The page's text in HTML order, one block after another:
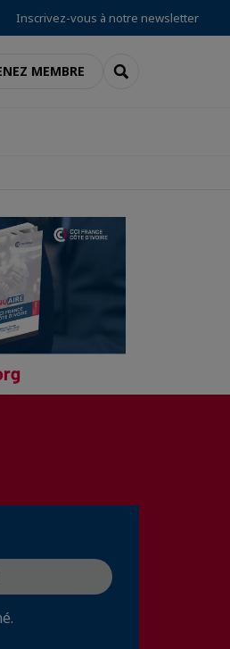
Inscrivez-vous à notre newsletter
MEMBRE RECHERCHER